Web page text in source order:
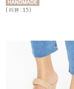
( 리뷰 : 15 )